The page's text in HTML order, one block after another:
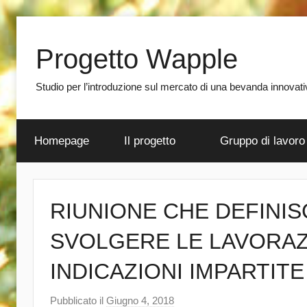
contenuto
Progetto Wapple
Studio per l’introduzione sul mercato di una bevanda
Homepage Il progetto Gruppo di lavoro
RIUNIONE CHE
SVOLGERE LE
INDICAZIONI IMPARTITE
Pubblicato il Giugno 4, 2018